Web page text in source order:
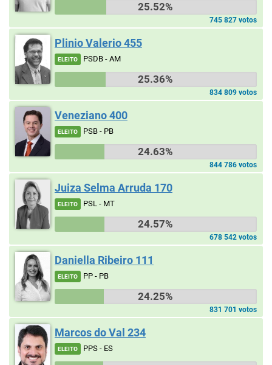
25.52%
745 827 votos
Plinio Valerio 455
ELEITO PSDB - AM
25.36%
834 809 votos
Veneziano 400
ELEITO PSB - PB
24.63%
844 786 votos
Juiza Selma Arruda 170
ELEITO PSL - MT
24.57%
678 542 votos
Daniella Ribeiro 111
ELEITO PP - PB
24.25%
831 701 votos
Marcos do Val 234
ELEITO PPS - ES